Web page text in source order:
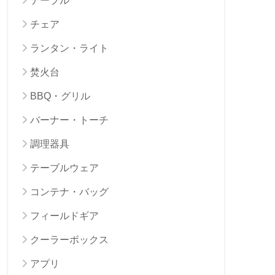
チェア
ランタン・ライト
焚火台
BBQ・グリル
バーナー・トーチ
調理器具
テーブルウェア
コンテナ・バッグ
フィールドギア
クーラーボックス
アプリ